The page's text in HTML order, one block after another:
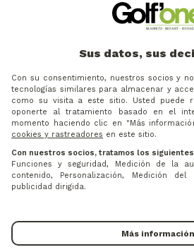
Precio
Precio base
Sus datos, sus
Con su consentimiento, nuestros socios y
tecnologías similares para almacenar y
como su visita a este sitio. Usted puede
oponerte al tratamiento basado en el
momento haciendo clic en "Más
cookies y rastreadores en este sitio.
Con nuestros socios, tratamos los
Funciones y seguridad, Medición de la
contenido, Personalización, Medición
publicidad dirigida.
Más información